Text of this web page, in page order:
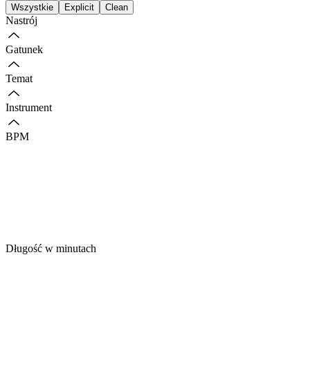
Wszystkie Explicit Clean
Nastrój
Gatunek
Temat
Instrument
BPM
Długość w minutach